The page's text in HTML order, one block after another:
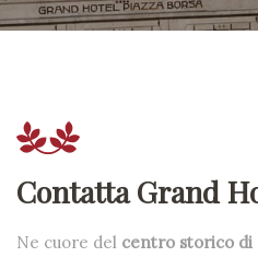
Camere
Eventi
Contatta Grand
Ne cuore del centro storico di